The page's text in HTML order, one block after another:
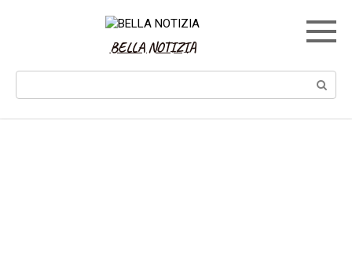
BELLA NOTIZIA
Search: